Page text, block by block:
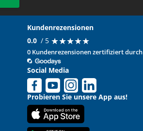
Kundenrezensionen
0.0 / 5 ★★★★★
★★★★★
0 Kundenrezensionen zertifiziert durch
Social Media
Probieren Sie unsere App aus!